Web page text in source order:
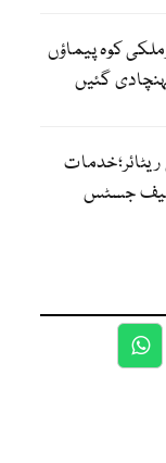
حادثہ،5غیرملکی کوہ پیماؤں
گئیں
جسٹس